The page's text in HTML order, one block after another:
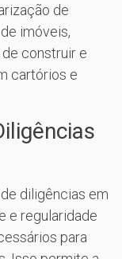
de
imóveis,
construir e
cartórios e
diligências em
e regularidade
para